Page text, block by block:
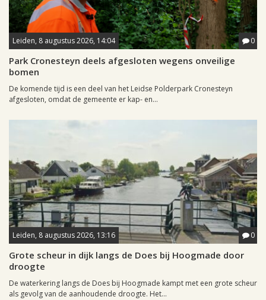
Leiden, 8 augustus 2026, 14:04 0
Park Cronesteyn deels afgesloten wegens onveilige
bomen
De komende tijd is een deel van het Leidse Polderpark Cronesteyn
afgesloten, omdat de gemeente er kap- en...
Leiden, 8 augustus 2026, 13:16 0
Grote scheur in dijk langs de Does bij Hoogmade door
droogte
De waterkering langs de Does bij Hoogmade kampt met een grote scheur
als gevolg van de aanhoudende droogte. Het...